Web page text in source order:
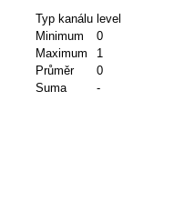
Typ kanálu level
Minimum
0
Maximum
1
Průměr
0
Suma
-